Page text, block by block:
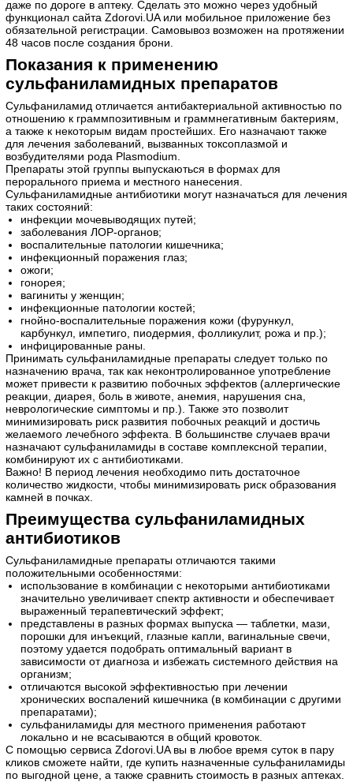
даже по дороге в аптеку. Сделать это можно через удобный
функционал сайта Zdorovi.UA или мобильное приложение без
обязательной регистрации. Самовывоз возможен на протяжении
48 часов после создания брони.
Показания к применению
сульфаниламидных препаратов
Сульфаниламид отличается антибактериальной активностью по
отношению к граммпозитивным и граммнегативным бактериям,
а также к некоторым видам простейших. Его назначают также
для лечения заболеваний, вызванных токсоплазмой и
возбудителями рода Plasmodium.
Препараты этой группы выпускаються в формах для
перорального приема и местного нанесения.
Сульфаниламидные антибиотики могут назначаться для лечения
таких состояний:
инфекции мочевыводящих путей;
заболевания ЛОР-органов;
воспалительные патологии кишечника;
инфекционный поражения глаз;
ожоги;
гонорея;
вагиниты у женщин;
инфекционные патологии костей;
гнойно-воспалительные поражения кожи (фурункул,
карбункул, импетиго, пиодермия, фолликулит, рожа и пр.);
инфицированные раны.
Принимать сульфаниламидные препараты следует только по
назначению врача, так как неконтролированное употребление
может привести к развитию побочных эффектов (аллергические
реакции, диарея, боль в животе, анемия, нарушения сна,
неврологические симптомы и пр.). Также это позволит
минимизировать риск развития побочных реакций и достичь
желаемого лечебного эффекта. В большинстве случаев врачи
назначают сульфаниламиды в составе комплексной терапии,
комбинируют их с антибиотиками.
Важно! В период лечения необходимо пить достаточное
количество жидкости, чтобы минимизировать риск образования
камней в почках.
Преимущества сульфаниламидных
антибиотиков
Сульфаниламидные препараты отличаются такими
положительными особенностями:
использование в комбинации с некоторыми антибиотиками
значительно увеличивает спектр активности и обеспечивает
выраженный терапевтический эффект;
представлены в разных формах выпуска — таблетки, мази,
порошки для инъекций, глазные капли, вагинальные свечи,
поэтому удается подобрать оптимальный вариант в
зависимости от диагноза и избежать системного действия на
организм;
отличаются высокой эффективностью при лечении
хронических воспалений кишечника (в комбинации с другими
препаратами);
сульфаниламиды для местного применения работают
локально и не всасываются в общий кровоток.
С помощью сервиса Zdorovi.UA вы в любое время суток в пару
кликов сможете найти, где купить назначенные сульфаниламиды
по выгодной цене, а также сравнить стоимость в разных аптеках.